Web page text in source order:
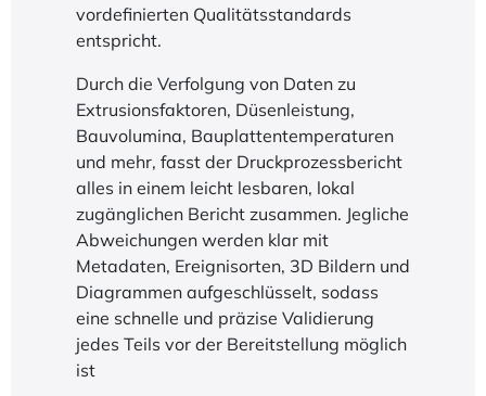
vordefinierten Qualitätsstandards
entspricht.
Durch die Verfolgung von Daten zu
Extrusionsfaktoren, Düsenleistung,
Bauvolumina, Bauplattentemperaturen
und mehr, fasst der Druckprozessbericht
alles in einem leicht lesbaren, lokal
zugänglichen Bericht zusammen. Jegliche
Abweichungen werden klar mit
Metadaten, Ereignisorten, 3D Bildern und
Diagrammen aufgeschlüsselt, sodass
eine schnelle und präzise Validierung
jedes Teils vor der Bereitstellung möglich
ist